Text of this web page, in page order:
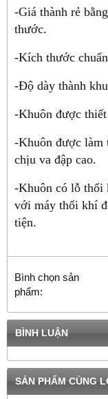
-Giá thành rẻ
thước.
-Kích thước
-Độ dày thành
-Khuôn được
-Khuôn được làm
chịu va đập cao.
-Khuôn có lỗ thổi
với máy thổi khí
tiện.
Bình chọn sản
phẩm:
BÌNH LUẬN
SẢN PHẨM CÙNG